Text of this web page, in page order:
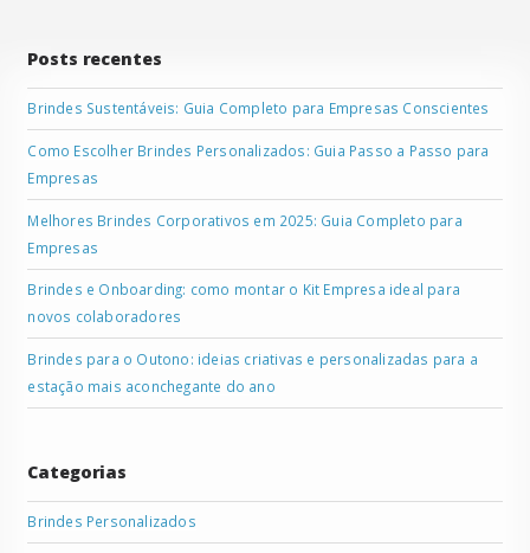
Posts recentes
Brindes Sustentáveis: Guia Completo para Empresas Conscientes
Como Escolher Brindes Personalizados: Guia Passo a Passo para
Empresas
Melhores Brindes Corporativos em 2025: Guia Completo para
Empresas
Brindes e Onboarding: como montar o Kit Empresa ideal para
novos colaboradores
Brindes para o Outono: ideias criativas e personalizadas para a
estação mais aconchegante do ano
Categorias
Brindes Personalizados